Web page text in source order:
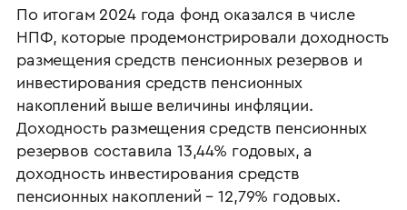
По итогам 2024 года фонд оказался в числе
НПФ, которые продемонстрировали доходность
размещения средств пенсионных резервов и
инвестирования средств пенсионных
накоплений выше величины инфляции.
Доходность размещения средств пенсионных
резервов составила 13,44% годовых, а
доходность инвестирования средств
пенсионных накоплений – 12,79% годовых.